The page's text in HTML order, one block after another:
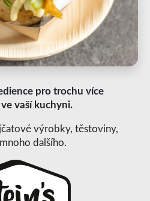
pro trochu více
vaší kuchyni.
výrobky, těstoviny,
dalšího.